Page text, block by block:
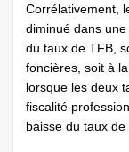
Corrélativement,
diminué dans
du taux de TFB,
foncières, soit à
lorsque les deux
fiscalité
baisse du taux de